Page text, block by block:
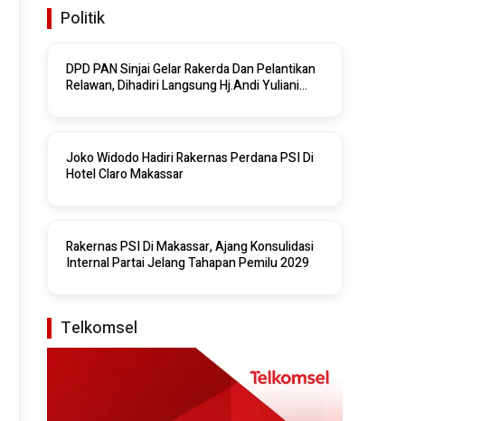
Politik
DPD PAN Sinjai Gelar Rakerda Dan Pelantikan
Relawan, Dihadiri Langsung Hj.Andi Yuliani
Joko Widodo Hadiri Rakernas Perdana PSI Di
Hotel Claro Makassar
Rakernas PSI Di Makassar, Ajang Konsulidasi
Internal Partai Jelang Tahapan Pemilu 2029
Telkomsel